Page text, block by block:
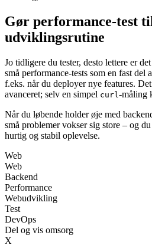
Gør performance-test
udviklingsrutine
Jo tidligere du tester, desto lettere er
små performance-tests som en fast del
f.eks. når du deployer nye features.
avanceret; selv en simpel curl -måling
Når du løbende holder øje med
små problemer vokser sig store – og
hurtig og stabil oplevelse.
Web
Web
Backend
Performance
Webudvikling
Test
DevOps
Del og vis omsorg
X